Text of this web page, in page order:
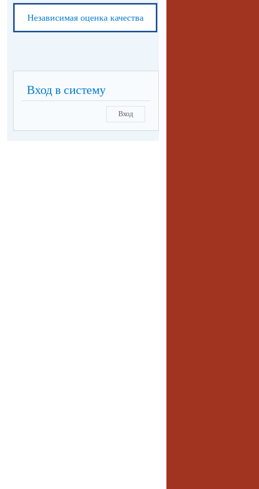
Независимая оценка качества
Вход в систему
Вход